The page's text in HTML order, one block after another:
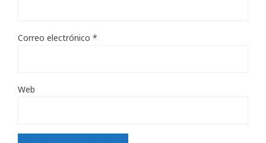
Correo electrónico *
Web